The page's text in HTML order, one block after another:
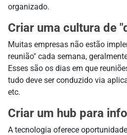
organizado.
Criar uma cultura de
Muitas empresas não estão
reunião" cada semana,
Esses são os dias em que
tudo deve ser conduzido via
etc.
Criar um hub para
A tecnologia oferece